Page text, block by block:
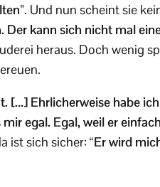
. Und nun scheint sie
Der kann sich nicht mal
heraus. Doch wenig
[…] Ehrlicherweise habe
egal. Egal, weil er
ist sich sicher: “Er wird